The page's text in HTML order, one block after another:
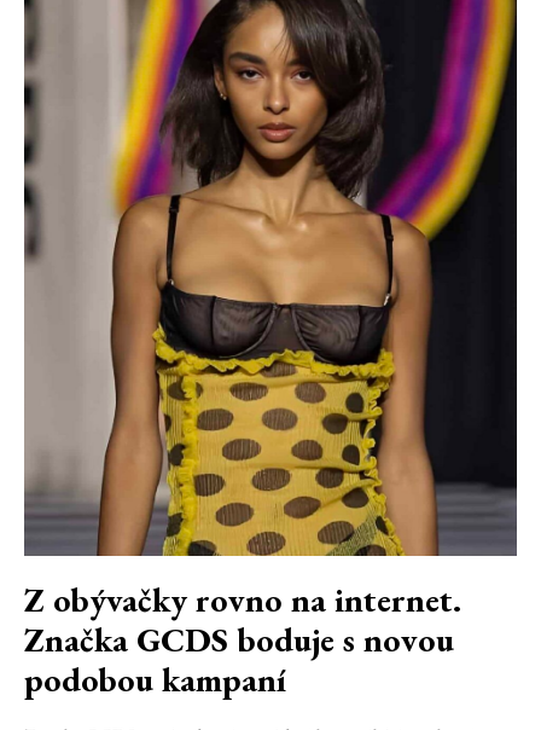
Z obývačky rovno na internet.
Značka GCDS boduje s novou
podobou kampaní